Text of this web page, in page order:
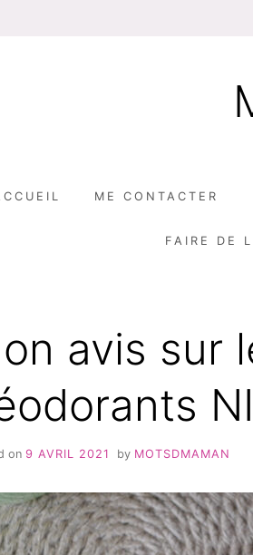
ME CONTACTER
FAIRE DE
avis sur
on 9 AVRIL 2021 by MOTSDMAMAN